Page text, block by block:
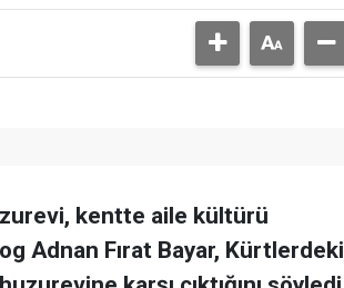
kentte aile kültürü
Adnan Fırat Bayar, Kürtlerdeki